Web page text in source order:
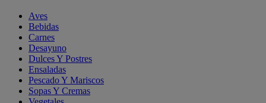
Aves
Bebidas
Carnes
Desayuno
Dulces Y Postres
Ensaladas
Pescado Y Mariscos
Sopas Y Cremas